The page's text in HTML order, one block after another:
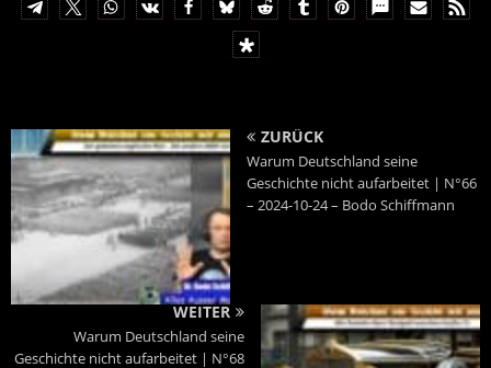
ZURÜCK
Warum Deutschland seine
Geschichte nicht aufarbeitet | N°66
– 2024-10-24 – Bodo Schiffmann
WEITER
Warum Deutschland seine
Geschichte nicht aufarbeitet | N°68